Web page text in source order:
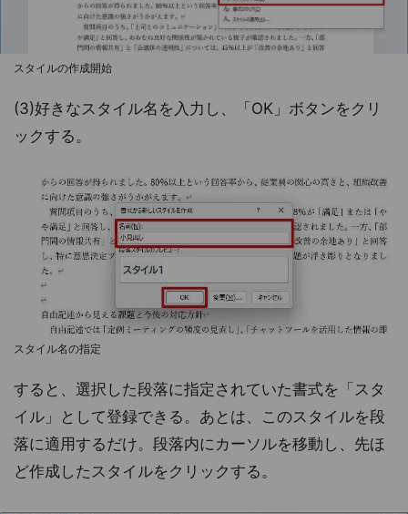
スタイルの作成開始
(3)好きなスタイル名を入力し、「OK」ボタンをクリ
ックする。
スタイル名の指定
すると、選択した段落に指定されていた書式を「スタ
イル」として登録できる。あとは、このスタイルを段
落に適用するだけ。段落内にカーソルを移動し、先ほ
ど作成したスタイルをクリックする。